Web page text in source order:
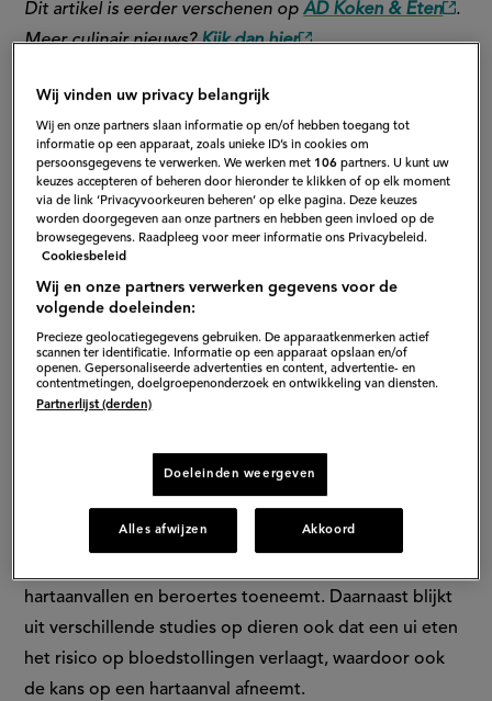
Dit artikel is eerder verschenen opAD Koken & Eten
link)
.
Meer culinair nieuws?Kijk dan hier(externe
.
1. Ui voegt veel gezonde smaak
toe
Gerechten op smaak brengen doen veel thuiskoks met
veel zout, peper en eventueel nog wat pikante kruiden.
Lekker, maar niet allemaal zo gezond, vooral dat zout.
Uien zijn een natuurlijk smaakbommetje die een milde
pikante smaak toevoegen aan je eten. Met 45
kilocalorieën per portie bevatten ze daarnaast ook
amper vet en zijn ze een bron van vitamine C,
zwavelverbindingen die ontgiftend werken voor de
2. Uien zijn goed voor je hart
Ten eerste bevatten ze geen cholesterol, wat goed is
hartaanvallen en beroertes toeneemt. Daarnaast blijkt
uit verschillende studies op dieren ook dat een ui eten
het risico op bloedstollingen verlaagt, waardoor ook
de kans op een hartaanval afneemt.
Wij vinden uw privacy belangrijk
Wij en onze partners slaan informatie op en/of hebben toegang tot
informatie op een apparaat, zoals unieke ID’s in cookies om
persoonsgegevens te verwerken. We werken met 106 partners. U kunt uw
keuzes accepteren of beheren door hieronder te klikken of op elk moment
via de link ‘Privacyvoorkeuren beheren’ op elke pagina. Deze keuzes
worden doorgegeven aan onze partners en hebben geen invloed op de
browsegegevens. Raadpleeg voor meer informatie ons Privacybeleid.
Cookiesbeleid
Wij en onze partners verwerken gegevens voor de
volgende doeleinden:
Precieze geolocatiegegevens gebruiken. De apparaatkenmerken actief
scannen ter identificatie. Informatie op een apparaat opslaan en/of
openen. Gepersonaliseerde advertenties en content, advertentie- en
contentmetingen, doelgroepenonderzoek en ontwikkeling van diensten.
Partnerlijst (derden)
Doeleinden weergeven
Alles afwijzen Akkoord